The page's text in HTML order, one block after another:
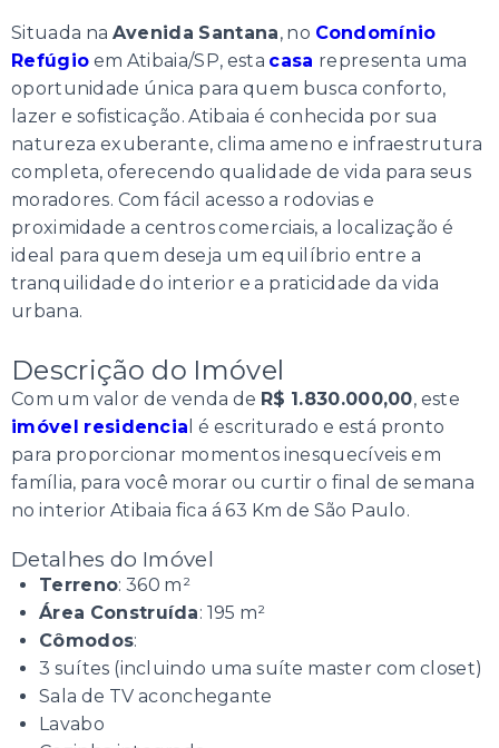
Situada na Avenida Santana, no Condomínio
Refúgio em Atibaia/SP, esta casa representa uma
oportunidade única para quem busca conforto,
lazer e sofisticação. Atibaia é conhecida por sua
natureza exuberante, clima ameno e infraestrutura
completa, oferecendo qualidade de vida para seus
moradores. Com fácil acesso a rodovias e
proximidade a centros comerciais, a localização é
ideal para quem deseja um equilíbrio entre a
tranquilidade do interior e a praticidade da vida
urbana.
Descrição do Imóvel
Com um valor de venda de R$ 1.830.000,00, este
imóvel residencia l é escriturado e está pronto
para proporcionar momentos inesquecíveis em
família, para você morar ou curtir o final de semana
no interior Atibaia fica á 63 Km de São Paulo.
Detalhes do Imóvel
Terreno: 360 m²
Área Construída: 195 m²
Cômodos:
3 suítes (incluindo uma suíte master com closet)
Sala de TV aconchegante
Lavabo